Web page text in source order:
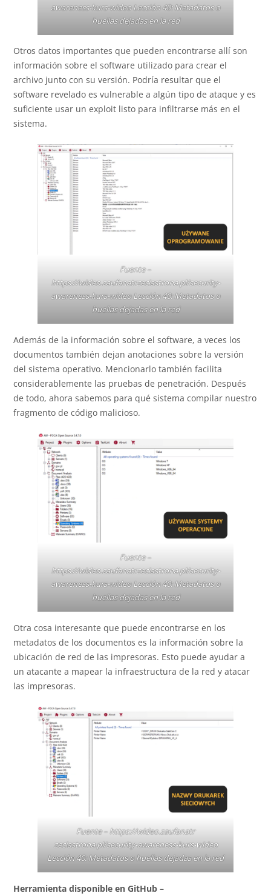
awareness-kurs-wideoLección 40: Metadatos o
huellas dejadas en la red
Otros datos importantes que pueden encontrarse allí son
información sobre el software utilizado para crear el
archivo junto con su versión. Podría resultar que el
software revelado es vulnerable a algún tipo de ataque y es
suficiente usar un exploit listo para infiltrarse más en el
sistema.
Fuente –
https://wideo.zaufanatrzeciastrona.pl/security-
awareness-kurs-wideoLección 40: Metadatos o
huellas dejadas en la red
Además de la información sobre el software, a veces los
documentos también dejan anotaciones sobre la versión
del sistema operativo. Mencionarlo también facilita
considerablemente las pruebas de penetración. Después
de todo, ahora sabemos para qué sistema compilar nuestro
fragmento de código malicioso.
Fuente –
https://wideo.zaufanatrzeciastrona.pl/security-
awareness-kurs-wideoLección 40: Metadatos o
huellas dejadas en la red
Otra cosa interesante que puede encontrarse en los
metadatos de los documentos es la información sobre la
ubicación de red de las impresoras. Esto puede ayudar a
un atacante a mapear la infraestructura de la red y atacar
las impresoras.
Fuente –https://wideo.zaufanatr
zeciastrona.pl/security-awareness-kurs-wideo
Lección 40: Metadatos o huellas dejadas en la red
Herramienta disponible en GitHub –